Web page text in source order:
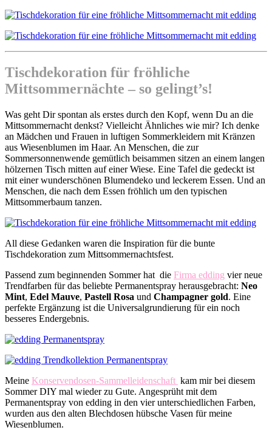
Tischdekoration für fröhliche
Mittsommernächte – so gelingt’s!
Was geht Dir spontan als erstes durch den Kopf, wenn Du an die
Mittsommernacht denkst? Vielleicht Ähnliches wie mir? Ich denke
an Mädchen und Frauen in luftigen Sommerkleidern mit Kränzen
aus Wiesenblumen im Haar. An Menschen, die zur
Sommersonnenwende gemütlich beisammen sitzen an einem langen
hölzernen Tisch mitten auf einer Wiese. Eine Tafel die gedeckt ist
mit einer wunderschönen Blumendeko und leckerem Essen. Und an
Menschen, die nach dem Essen fröhlich um den typischen
Mittsommerbaum tanzen.
All diese Gedanken waren die Inspiration für die bunte
Tischdekoration zum Mittsommernachtsfest.
Passend zum beginnenden Sommer hat die Firma edding vier neue
Trendfarben für das beliebte Permanentspray herausgebracht: Neo
Mint, Edel Mauve, Pastell Rosa und Champagner gold. Eine
perfekte Ergänzung ist die Universalgrundierung für ein noch
besseres Endergebnis.
Meine Konservendosen-Sammelleidenschaft kam mir bei diesem
Sommer DIY mal wieder zu Gute. Angesprüht mit dem
Permanentspray von edding in den vier unterschiedlichen Farben,
wurden aus den alten Blechdosen hübsche Vasen für meine
Wiesenblumen.